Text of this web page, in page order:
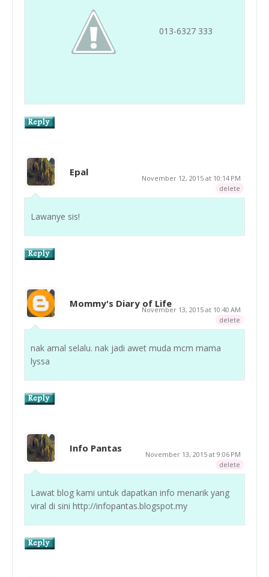
013-6327 333
Epal
November 12, 2015 at 10:14 PM
delete
Lawanye sis!
Mommy's Diary of Life
November 13, 2015 at 10:40 AM
delete
nak amal selalu. nak jadi awet muda mcm mama
lyssa
Info Pantas
November 13, 2015 at 9:06 PM
delete
Lawat blog kami untuk dapatkan info menarik yang
viral di sini http://infopantas.blogspot.my